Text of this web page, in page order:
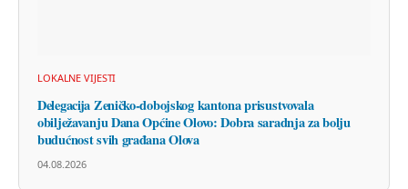
LOKALNE VIJESTI
Delegacija Zeničko-dobojskog kantona prisustvovala
obilježavanju Dana Općine Olovo: Dobra saradnja za bolju
budućnost svih građana Olova
04.08.2026